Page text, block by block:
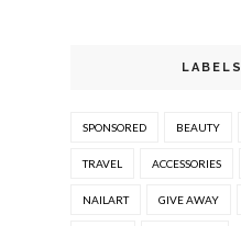
LABELS
SPONSORED BEAUTY
TRAVEL ACCESSORIES
NAILART GIVE AWAY